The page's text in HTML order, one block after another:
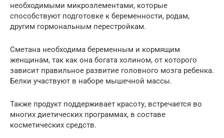
необходимыми микроэлементами, которые
способствуют подготовке к беременности, родам,
другим гормональным перестройкам.
Сметана необходима беременным и кормящим
женщинам, так как она богата холином, от которого
зависит правильное развитие головного мозга ребенка.
Белки участвуют в наборе мышечной массы.
Также продукт поддерживает красоту, встречается во
многих диетических программах, в составе
косметических средств.